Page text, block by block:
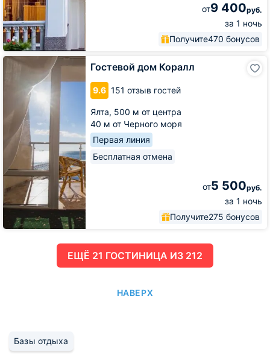
от9 400руб.
за 1 ночь
Получите470 бонусов
Гостевой дом Коралл
9.6 151 отзыв гостей
Ялта, 500 м от центра
40 м от Черного моря
Первая линия
Бесплатная отмена
от5 500руб.
за 1 ночь
Получите275 бонусов
Гостевой
ЕЩË 21 ГОСТИНИЦА ИЗ 212
НАВЕРХ
Базы отдыха